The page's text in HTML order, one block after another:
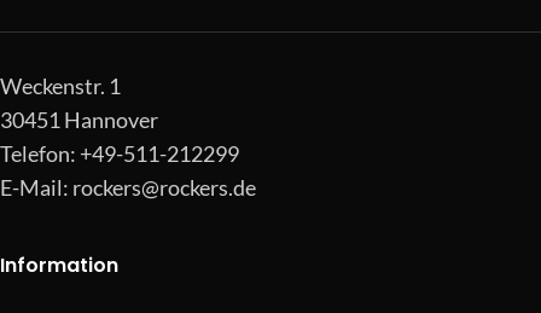
Weckenstr. 1
30451 Hannover
Telefon: +49-511-212299
E-Mail: rockers@rockers.de
Information